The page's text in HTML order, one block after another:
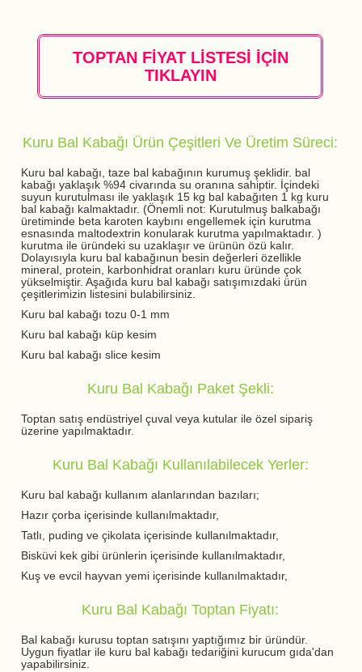
TOPTAN FİYAT LİSTESİ İÇİN
TIKLAYIN
Kuru Bal Kabağı Ürün Çeşitleri Ve Üretim Süreci:
Kuru bal kabağı, taze bal kabağının kurumuş şeklidir. bal
kabağı yaklaşık %94 civarında su oranına sahiptir. İçindeki
suyun kurutulması ile yaklaşık 15 kg bal kabağıten 1 kg kuru
bal kabağı kalmaktadır. (Önemli not: Kurutulmuş balkabağı
üretiminde beta karoten kaybını engellemek için kurutma
esnasında maltodextrin konularak kurutma yapılmaktadır. )
kurutma ile üründeki su uzaklaşır ve ürünün özü kalır.
Dolayısıyla kuru bal kabağınun besin değerleri özellikle
mineral, protein, karbonhidrat oranları kuru üründe çok
yükselmiştir. Aşağıda kuru bal kabağı satışımızdaki ürün
çeşitlerimizin listesini bulabilirsiniz.
Kuru bal kabağı tozu 0-1 mm
Kuru bal kabağı küp kesim
Kuru bal kabağı slice kesim
Kuru Bal Kabağı Paket Şekli:
Toptan satış endüstriyel çuval veya kutular ile özel sipariş
üzerine yapılmaktadır.
Kuru Bal Kabağı Kullanılabilecek Yerler:
Kuru bal kabağı kullanım alanlarından bazıları;
Hazır çorba içerisinde kullanılmaktadır,
Tatlı, puding ve çikolata içerisinde kullanılmaktadır,
Bisküvi kek gibi ürünlerin içerisinde kullanılmaktadır,
Kuş ve evcil hayvan yemi içerisinde kullanılmaktadır,
Kuru Bal Kabağı Toptan Fiyatı:
Bal kabağı kurusu toptan satışını yaptığımız bir üründür.
Uygun fiyatlar ile kuru bal kabağı tedariğini kurucum gıda'dan
yapabilirsiniz.